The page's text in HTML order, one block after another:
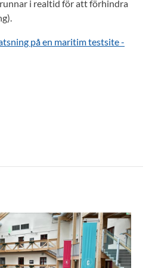
i realtid för att förhindra
på en maritim testsite -